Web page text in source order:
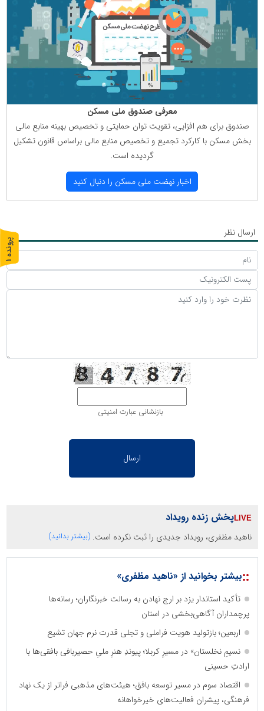
معرفی صندوق ملی مسكن
صندوق برای هم افزایی، تقویت توان حمایتی و تخصیص بهینه منابع مالی
بخش مسكن با كاركرد تجمیع و تخصیص منابع مالی براساس قانون تشكیل
گردیده است.
اخبار نهضت ملی مسكن را دنبال كنید
ارسال نظر
بازنشانی عبارت امنیتی
پخش زنده رویداد
ناهید مظفری، رویداد جدیدی را ثبت نکرده است. (بیشتر بدانید)
::بیشتر بخوانید از «ناهید مظفری»
تأکید استاندار یزد بر ارج نهادن به رسالت خبرنگاران؛ رسانه‌ها
پرچمداران آگاهی‌بخشی در استان
اربعین؛ بازتولید هویت فراملی و تجلی قدرت نرم جهان تشیع
نسیمِ نخلستان» در مسیرِ کربلا؛ پیوندِ هنرِ ملیِ حصیربافی بافقی‌ها با
ارادتِ حسینی
اقتصاد سوم در مسیر توسعه بافق؛ هیئت‌های مذهبی فراتر از یک نهاد
فرهنگی، پیشران فعالیت‌های خیرخواهانه
پ
ر
و
ن
د
ه
1